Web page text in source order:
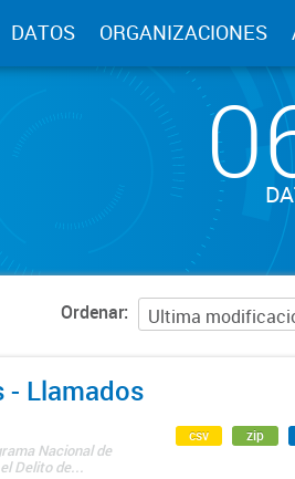
DATOS ORGANIZACIONES
Ordenar
- Llamados
Nacional de
Delito de...
csv zip